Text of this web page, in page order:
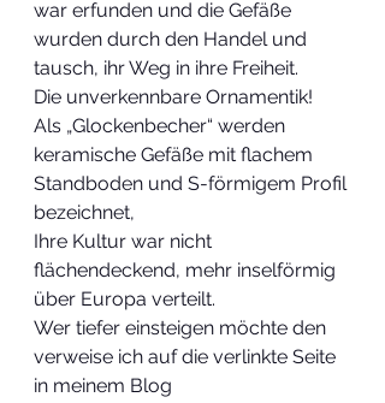
war erfunden und die Gefäße
wurden durch den Handel und
tausch, ihr Weg in ihre Freiheit.
Die unverkennbare Ornamentik!
Als „Glockenbecher“ werden
keramische Gefäße mit flachem
Standboden und S-förmigem Profil
bezeichnet,
Ihre Kultur war nicht
flächendeckend, mehr inselförmig
über Europa verteilt.
Wer tiefer einsteigen möchte den
verweise ich auf die verlinkte Seite
in meinem Blog